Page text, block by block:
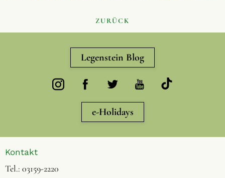
ZURÜCK
Legenstein Blog
e-Holidays
Kontakt
Tel.: 03159-2220